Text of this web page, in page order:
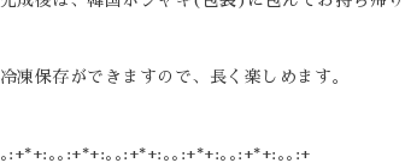
冷凍保存ができますので、長く楽しめます。
｡:+*+:｡｡:+*+:｡｡:+*+:｡｡:+*+:｡｡:+*+:｡｡:+